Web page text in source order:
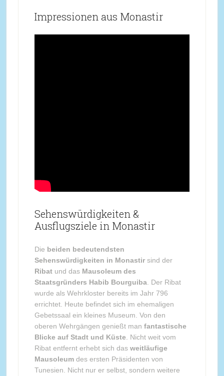
Impressionen aus Monastir
Sehenswürdigkeiten &
Ausflugsziele in Monastir
Die beiden bedeutendsten
Sehenswürdigkeiten in Monastirsind der
Ribatund das Mausoleum des
Staatsgründers Habib Bourguiba. Der Ribat
wurde als Wehrkloster bereits im Jahr 796
errichtet. Heute befindet sich im ehemaligen
Gebetssaal ein kleines Museum. Von den
oberen Wehrgängen genießt man fantastische
Blicke auf Stadt und Küste . Nicht weit vom
Ribat entfernt erhebt sich das weitläufige
Mausoleumdes ersten Präsidenten von
Tunesien. Nicht nur er selbst, sondern weitere